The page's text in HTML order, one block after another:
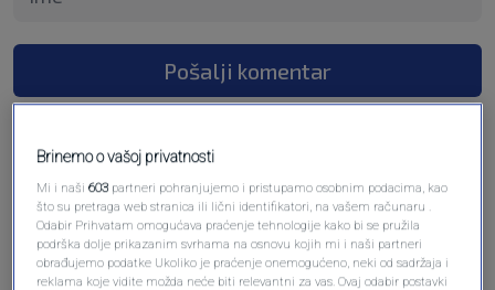
Pošalji komentar
Brinemo o vašoj privatnosti
Mi i naši603 partneri pohranjujemo i pristupamo osobnim podacima, kao
što su pretraga web stranica ili lični identifikatori, na vašem računaru .
Odabir Prihvatam omogućava praćenje tehnologije kako bi se pružila
podrška dolje prikazanim svrhama na osnovu kojih mi i naši partneri
obrađujemo podatke Ukoliko je praćenje onemogućeno, neki od sadržaja i
reklama koje vidite možda neće biti relevantni za vas. Ovaj odabir postavki